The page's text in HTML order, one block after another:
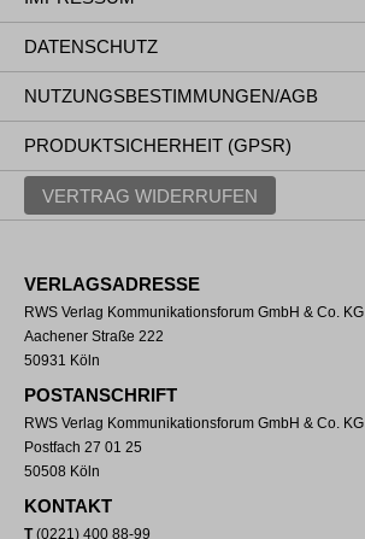
DATENSCHUTZ
NUTZUNGSBESTIMMUNGEN/AGB
PRODUKTSICHERHEIT (GPSR)
VERTRAG WIDERRUFEN
VERLAGSADRESSE
RWS Verlag Kommunikationsforum GmbH & Co. KG
Aachener Straße 222
50931 Köln
POSTANSCHRIFT
RWS Verlag Kommunikationsforum GmbH & Co. KG
Postfach 27 01 25
50508 Köln
KONTAKT
T(0221) 400 88-99